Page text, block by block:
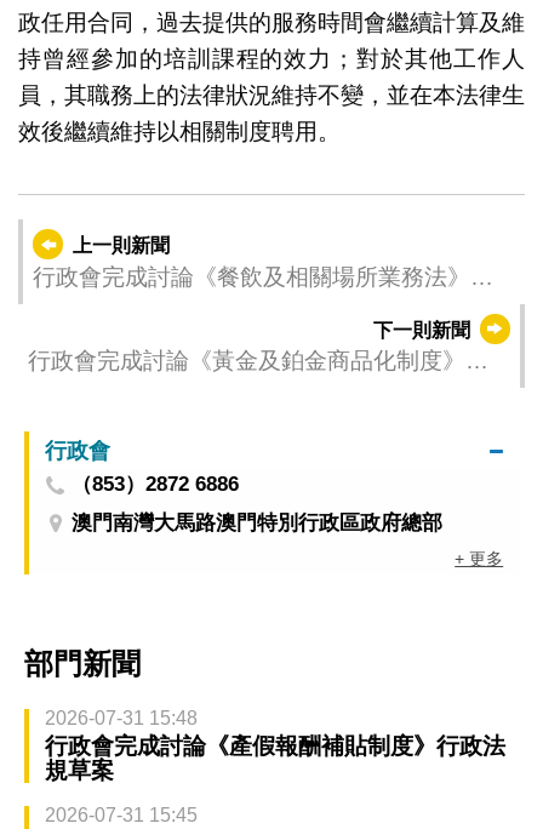
政任用合同，過去提供的服務時間會繼續計算及維
持曾經參加的培訓課程的效力；對於其他工作人
員，其職務上的法律狀況維持不變，並在本法律生
效後繼續維持以相關制度聘用。
上一則新聞
行政會完成討論《餐飲及相關場所業務法》法
下一則新聞
行政會完成討論《黃金及鉑金商品化制度》法
行政會
（853）2872 6886
澳門南灣大馬路澳門特別行政區政府總部
+ 更多
部門新聞
2026-07-31 15:48
行政會完成討論《產假報酬補貼制度》行政法
規草案
2026-07-31 15:45